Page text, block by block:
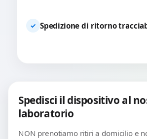
✓ Spedizione di ritorno
Spedisci il dispositivo al
laboratorio
NON prenotiamo ritiri a domicilio e